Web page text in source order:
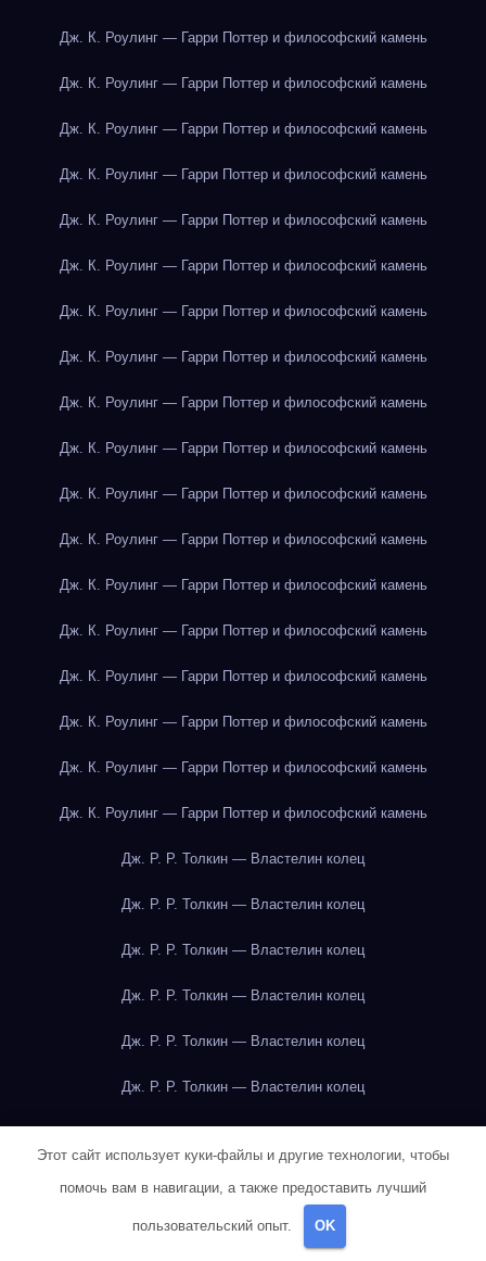
Дж. К. Роулинг — Гарри Поттер и философский камень
Дж. К. Роулинг — Гарри Поттер и философский камень
Дж. К. Роулинг — Гарри Поттер и философский камень
Дж. К. Роулинг — Гарри Поттер и философский камень
Дж. К. Роулинг — Гарри Поттер и философский камень
Дж. К. Роулинг — Гарри Поттер и философский камень
Дж. К. Роулинг — Гарри Поттер и философский камень
Дж. К. Роулинг — Гарри Поттер и философский камень
Дж. К. Роулинг — Гарри Поттер и философский камень
Дж. К. Роулинг — Гарри Поттер и философский камень
Дж. К. Роулинг — Гарри Поттер и философский камень
Дж. К. Роулинг — Гарри Поттер и философский камень
Дж. К. Роулинг — Гарри Поттер и философский камень
Дж. К. Роулинг — Гарри Поттер и философский камень
Дж. К. Роулинг — Гарри Поттер и философский камень
Дж. К. Роулинг — Гарри Поттер и философский камень
Дж. К. Роулинг — Гарри Поттер и философский камень
Дж. К. Роулинг — Гарри Поттер и философский камень
Дж. Р. Р. Толкин — Властелин колец
Дж. Р. Р. Толкин — Властелин колец
Дж. Р. Р. Толкин — Властелин колец
Дж. Р. Р. Толкин — Властелин колец
Дж. Р. Р. Толкин — Властелин колец
Дж. Р. Р. Толкин — Властелин колец
Дж. Р. Р. Толкин — Властелин колец
Дж. Р. Р. Толкин — Властелин колец
Этот сайт использует куки-файлы и другие технологии, чтобы
помочь вам в навигации, а также предоставить лучший
пользовательский опыт. OK